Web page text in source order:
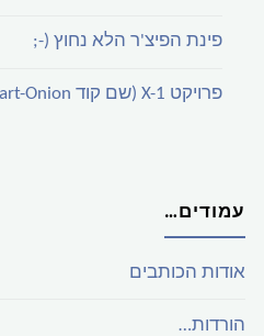
פינת הפיצ'ר הלא נחוץ (-;
פרויקט X-1 (שם קוד Smart-Onion)
עמודים…
אודות הכותבים
הורדות…